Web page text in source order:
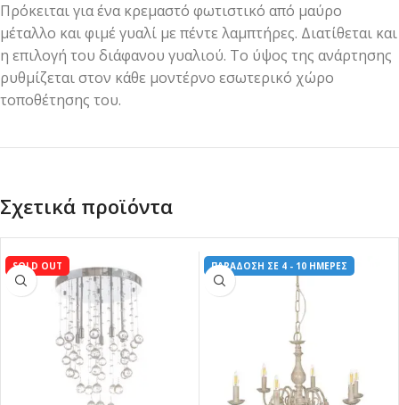
Πρόκειται για ένα κρεμαστό φωτιστικό από μαύρο
μέταλλο και φιμέ γυαλί με πέντε λαμπτήρες. Διατίθεται και
η επιλογή του διάφανου γυαλιού. Το ύψος της ανάρτησης
ρυθμίζεται στον κάθε μοντέρνο εσωτερικό χώρο
τοποθέτησης του.
Σχετικά προϊόντα
SOLD OUT ΠΑΡΑΔΟΣΗ ΣΕ 4 - 10 ΗΜΕΡΕΣ